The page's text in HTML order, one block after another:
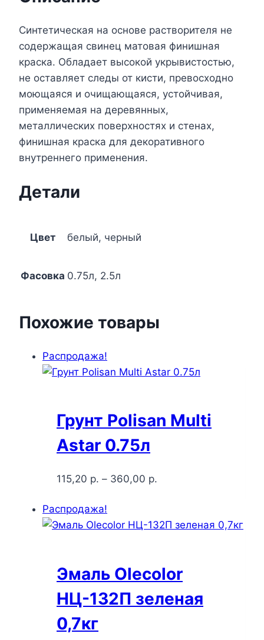
Синтетическая на основе растворителя не
содержащая свинец матовая финишная
краска. Обладает высокой укрывистостью,
не оставляет следы от кисти, превосходно
моющаяся и очищающаяся, устойчивая,
применяемая на деревянных,
металлических поверхностях и стенах,
финишная краска для декоративного
внутреннего применения.
Детали
Цвет белый, черный
Фасовка 0.75л, 2.5л
Похожие товары
Распродажа!
Грунт Polisan Multi
Astar 0.75л
115,20 р. – 360,00 р.
Распродажа!
Эмаль Olecolor
НЦ-132П зеленая
0,7кг